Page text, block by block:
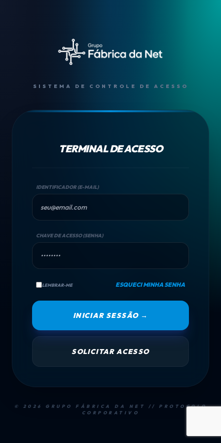
SISTEMA DE CONTROLE DE ACESSO
TERMINAL DE ACESSO
IDENTIFICADOR (E-MAIL)
CHAVE DE ACESSO (SENHA)
LEMBRAR-ME ESQUECI MINHA SENHA
INICIAR SESSÃO →
SOLICITAR ACESSO
© 2026 GRUPO FÁBRICA DA NET // PROTOCOLO
CORPORATIVO